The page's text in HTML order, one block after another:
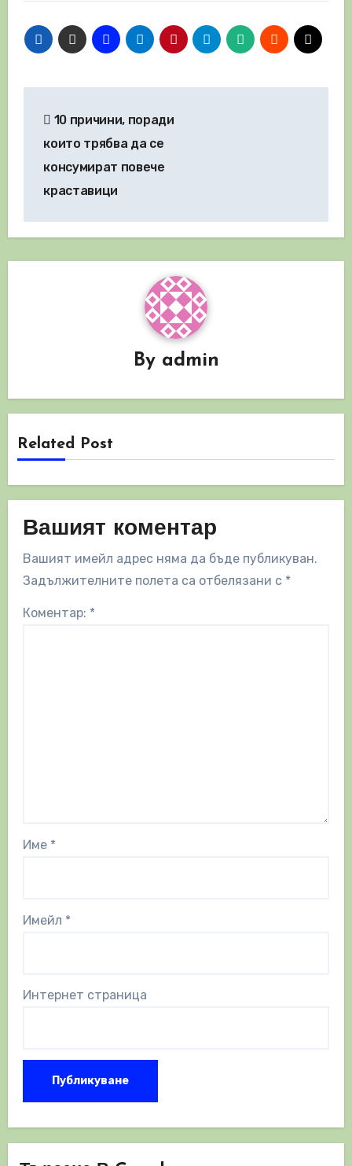
10 причини, поради
които трябва да се
консумират повече
краставици
By admin
Related Post
Вашият коментар
Вашият имейл адрес няма да бъде публикуван.
Задължителните полета са отбелязани с *
Коментар: *
Име *
Имейл *
Интернет страница